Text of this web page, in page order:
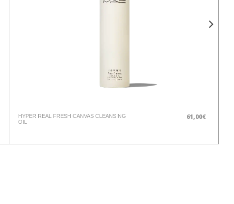
HYPER REAL FRESH CANVAS CLEANSING
OIL
61,00€